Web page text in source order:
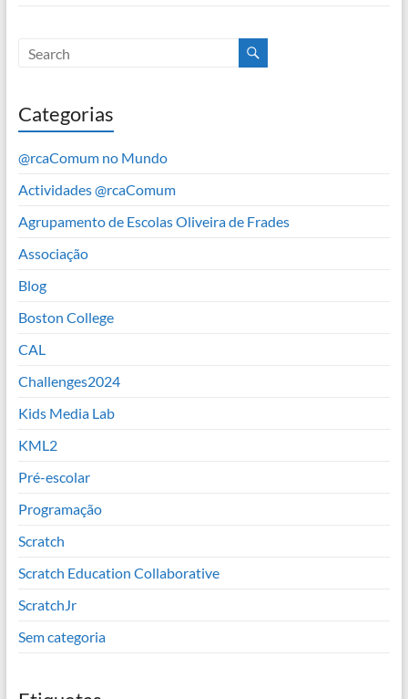
Categorias
@rcaComum no Mundo
Actividades @rcaComum
Agrupamento de Escolas Oliveira de Frades
Associação
Blog
Boston College
CAL
Challenges2024
Kids Media Lab
KML2
Pré-escolar
Programação
Scratch
Scratch Education Collaborative
ScratchJr
Sem categoria